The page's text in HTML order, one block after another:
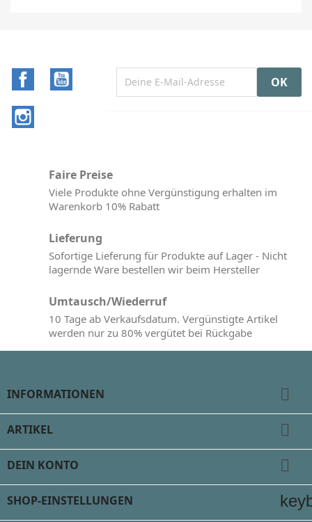
Facebook
Faire Preise
Viele Produkte ohne Vergünstigung erhalten im
Warenkorb 10% Rabatt
Lieferung
Sofortige Lieferung für Produkte auf Lager - Nicht
lagernde Ware bestellen wir beim Hersteller
Umtausch/Wiederruf
10 Tage ab Verkaufsdatum. Vergünstigte Artikel
werden nur zu 80% vergütet bei Rückgabe
INFORMATIONEN 
ARTIKEL 
DEIN KONTO 
SHOP-EINSTELLUNGEN